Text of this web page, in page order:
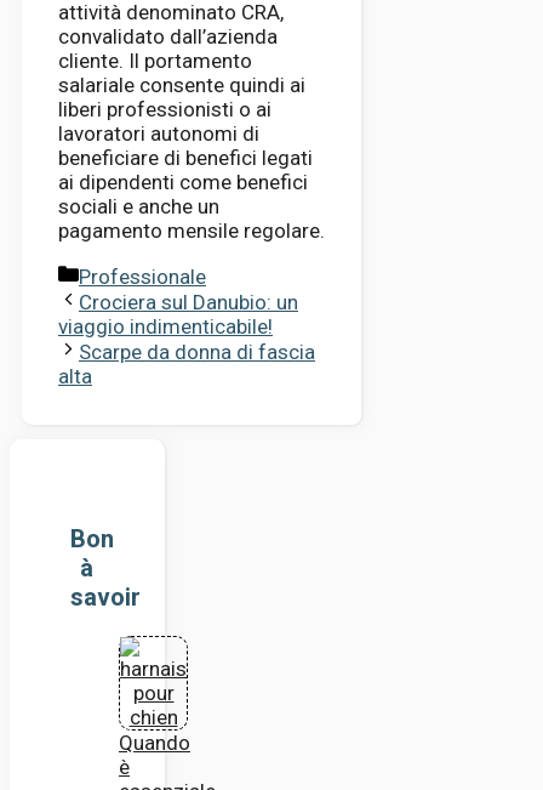
attività denominato CRA,
convalidato dall’azienda
cliente. Il portamento
salariale consente quindi ai
liberi professionisti o ai
lavoratori autonomi di
beneficiare di benefici legati
ai dipendenti come benefici
sociali e anche un
pagamento mensile regolare.
Categorie
Professionale
Crociera sul Danubio: un
viaggio indimenticabile!
Scarpe da donna di fascia
alta
Bon
à
savoir
Quando
è